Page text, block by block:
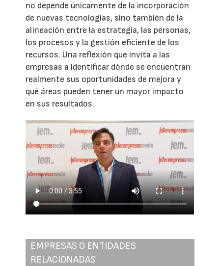
no depende únicamente de la incorporación
de nuevas tecnologías, sino también de la
alineación entre la estrategia, las personas,
los procesos y la gestión eficiente de los
recursos. Una reflexión que invita a las
empresas a identificar dónde se encuentran
realmente sus oportunidades de mejora y
qué áreas pueden tener un mayor impacto
en sus resultados.
EMPRESAS O ENTIDADES
RELACIONADAS